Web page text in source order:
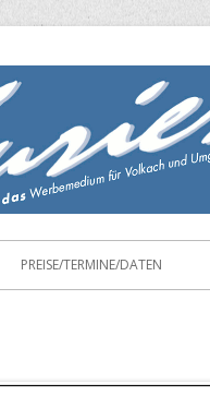
PREISE/TERMINE/DATEN